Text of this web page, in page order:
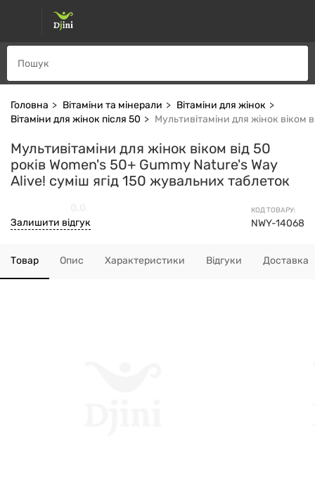
Головна Вітаміни та мінерали
Вітаміни для жінок
Вітаміни для жінок після 50
Мультивітаміни для жінок віком
Мультивітаміни для жінок віком від 50
років Women's 50+ Gummy Nature's Way
Alive! суміш ягід 150 жувальних таблеток
КОД ТОВАРУ:
NWY-14068
Залишити відгук
Товар Опис Характеристики Відгуки Доставка